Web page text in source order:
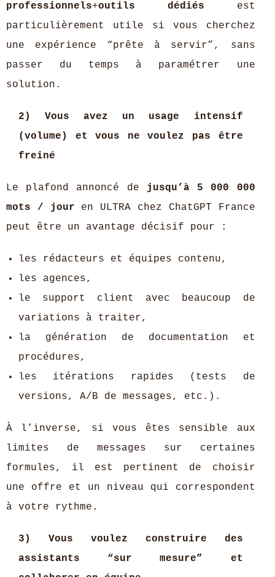
professionnels+outils dédiés est
particulièrement utile si vous cherchez
une expérience “prête à servir”, sans
passer du temps à paramétrer une
solution.
2) Vous avez un usage intensif
(volume) et vous ne voulez pas être
freiné
Le plafond annoncé de jusqu’à 5 000 000
mots / jour en ULTRA chez ChatGPT France
peut être un avantage décisif pour :
les rédacteurs et équipes contenu,
les agences,
le support client avec beaucoup de
variations à traiter,
la génération de documentation et
procédures,
les itérations rapides (tests de
versions, A/B de messages, etc.).
À l’inverse, si vous êtes sensible aux
limites de messages sur certaines
formules, il est pertinent de choisir
une offre et un niveau qui correspondent
à votre rythme.
3) Vous voulez construire des
assistants “sur mesure” et